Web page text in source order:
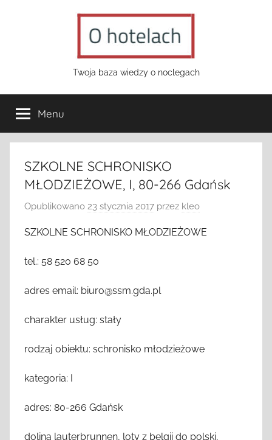
hotelach.pl
Twoja baza wiedzy o noclegach
Menu
SZKOLNE SCHRONISKO
MŁODZIEŻOWE, I, 80-266 Gdańsk
Opublikowano 23 stycznia 2017 przez kleo
SZKOLNE SCHRONISKO MŁODZIEŻOWE
tel.: 58 520 68 50
adres email: biuro@ssm.gda.pl
charakter usług: stały
rodzaj obiektu: schronisko młodzieżowe
kategoria: I
adres: 80-266 Gdańsk
dolina lauterbrunnen, loty z belgii do polski,